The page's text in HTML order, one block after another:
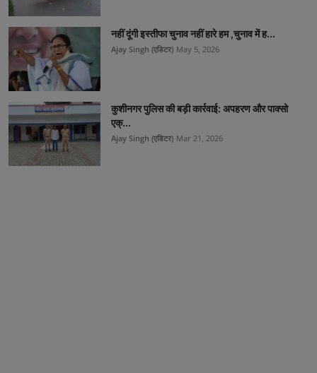
नहीं दूंगी इस्तीफा चुनाव नहीं हारे हम ,चुनाव में ह...
Ajay Singh (एडिटर) May 5, 2026
कुशीनगर पुलिस की बड़ी कार्रवाई: अपहरण और पाक्सो
एक्...
Ajay Singh (एडिटर) Mar 21, 2026